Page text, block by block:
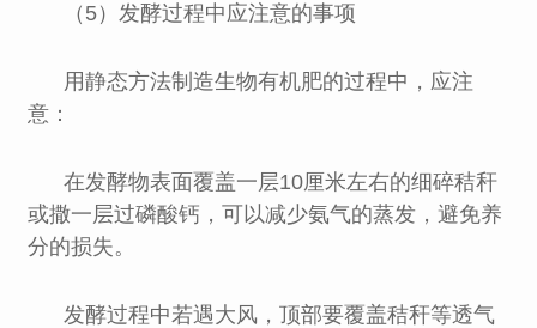
（5）发酵过程中应注意的事项
用静态方法制造生物有机肥的过程中，应注
意：
在发酵物表面覆盖一层10厘米左右的细碎秸秆
或撒一层过磷酸钙，可以减少氨气的蒸发，避免养
分的损失。
发酵过程中若遇大风，顶部要覆盖秸秆等透气